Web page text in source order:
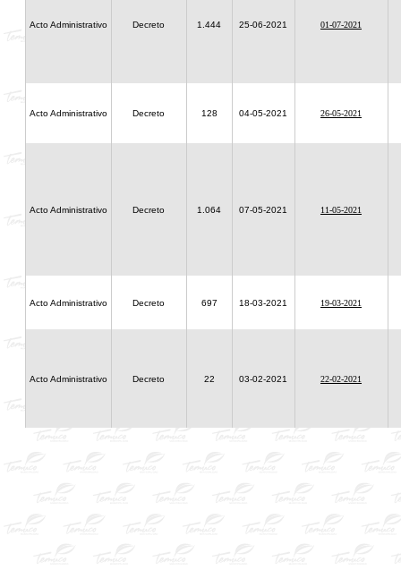
Acto Administrativo Decreto 1.444 25-06-2021 01-07-2021
Acto Administrativo Decreto 128 04-05-2021 26-05-2021
Acto Administrativo Decreto 1.064 07-05-2021 11-05-2021
Acto Administrativo Decreto 697 18-03-2021 19-03-2021
Acto Administrativo Decreto 22 03-02-2021 22-02-2021